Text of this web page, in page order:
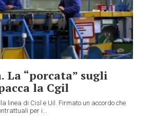
La “porcata” sugli
la Cgil
linea di Cisl e Uil. Firmato un accordo che
per i...